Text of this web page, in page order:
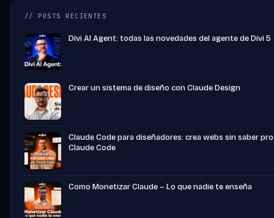
// POSTS RECIENTES
Divi AI Agent: todas las novedades del agente de Divi 5
Crear un sistema de diseño con Claude Design
Claude Code para diseñadores: crea webs sin saber
Claude Code
Como Monetizar Claude – Lo que nadie te enseña